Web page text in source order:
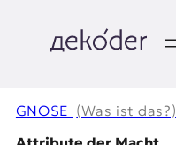
springen
e
GNOSE (Was ist das?)